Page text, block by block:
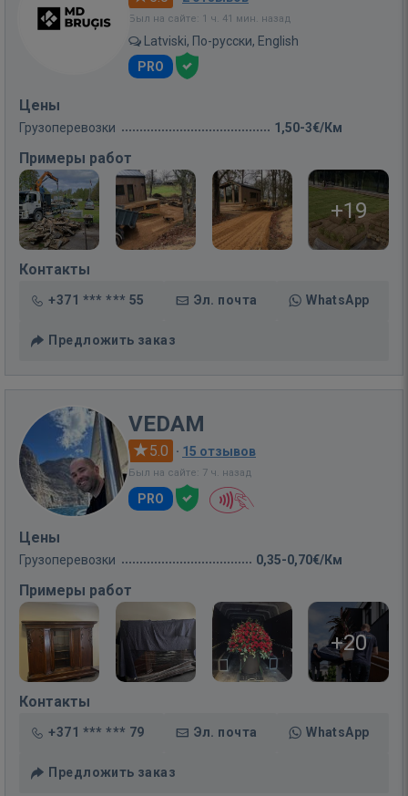
Был на сайте: 1 ч. 41 мин. назад
Latviski, По-русски, English
PRO
Цены
Грузоперевозки 1,50-3€/Км
Примеры работ
+19
Контакты
+371 *** *** 55 Эл. почта WhatsApp
Предложить заказ
VEDAM
5.0 · 15 отзывов
Был на сайте: 7 ч. назад
PRO
Цены
Грузоперевозки 0,35-0,70€/Км
Примеры работ
+20
Контакты
+371 *** *** 79 Эл. почта WhatsApp
Предложить заказ